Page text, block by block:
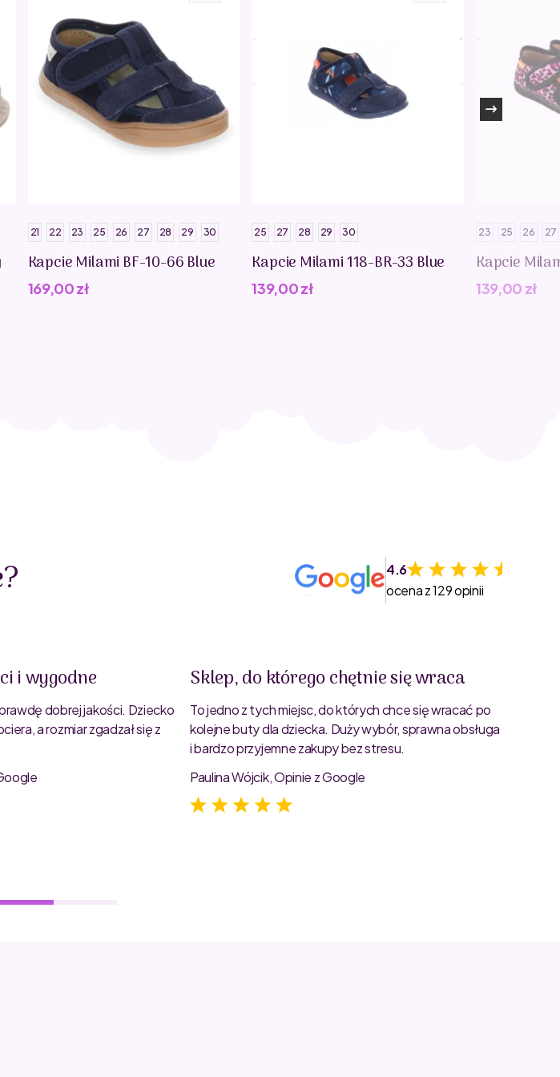
21 22 23 25 26 27 28 29 30
Kapcie Milami BF-10-66 Blue
169,00zł
25 27 28 29 30
Kapcie Milami 118-BR-33 Blue
139,00zł
23 25 26 27
Kapcie
139,00 zł
4.6
ocena z 129 opinii
i wygodne
dobrej jakości. Dziecko
a rozmiar zgadzał się z
Sklep, do którego chętnie się wraca
To jedno z tych miejsc, do których chce się wracać po
kolejne buty dla dziecka. Duży wybór, sprawna obsługa
i bardzo przyjemne zakupy bez stresu.
Paulina Wójcik, Opinie z Google